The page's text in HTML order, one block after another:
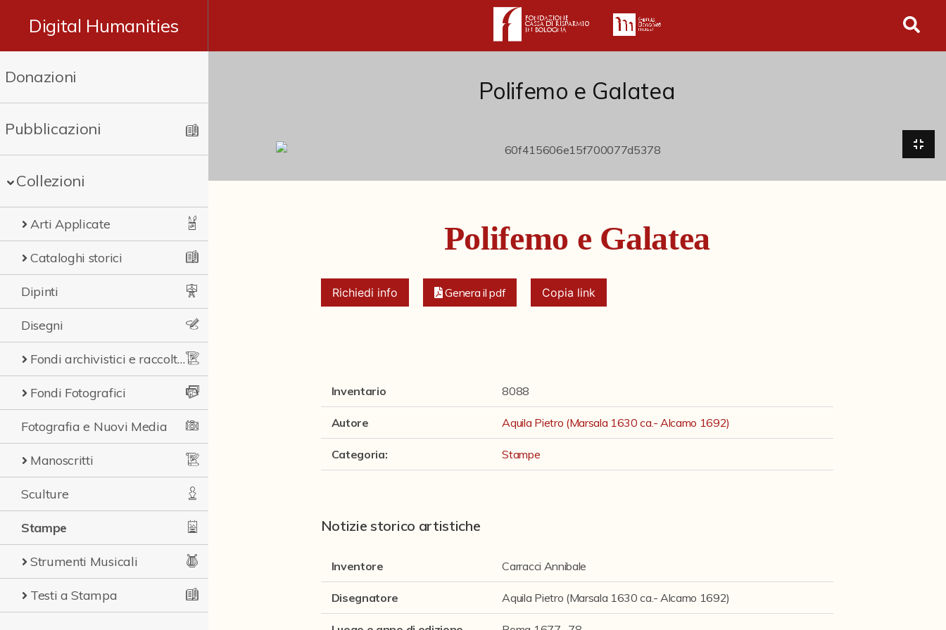
Digital Humanities
Donazioni
Pubblicazioni
Collezioni
Arti Applicate
Cataloghi storici
Dipinti
Disegni
Fondi archivistici e raccolte documentarie
Fondi Fotografici
Fotografia e Nuovi Media
Manoscritti
Sculture
Stampe
Strumenti Musicali
Testi a Stampa
Polifemo e Galatea
Polifemo e Galatea
Richiedi info Genera il pdf Copia link
Inventario 8088
Autore Aquila Pietro (Marsala 1630 ca.- Alcamo 1692)
Categoria: Stampe
Notizie storico artistiche
Inventore Carracci Annibale
Disegnatore Aquila Pietro (Marsala 1630 ca.- Alcamo 1692)